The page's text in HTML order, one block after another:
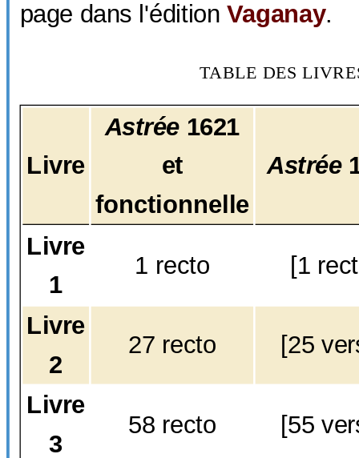
page dans l'édition Vaganay.
TABLE DES
Livre
Astrée1621
et
fonctionnelle
Astrée
Livre
1
1 recto [1
Livre
2
27 recto [25
Livre
3
58 recto [55